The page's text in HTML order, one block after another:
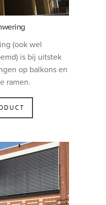
(ook wel
is bij uitstek
op balkons en
ramen.